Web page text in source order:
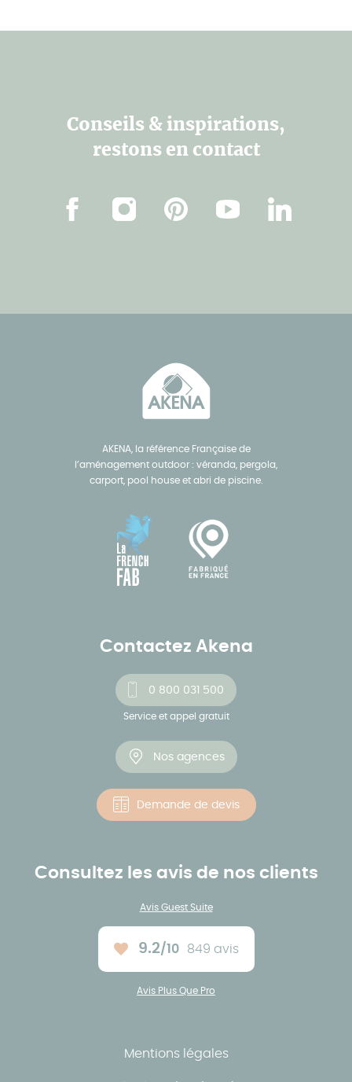
AKENA, la référence Française de
l’aménagement outdoor : véranda, pergola,
carport, pool house et abri de piscine.
Contactez Akena
0 800 031 500
Service et appel gratuit
Nos agences
Demande de devis
Consultez les avis de nos clients
Avis Guest Suite
Note moyenne :
9.2/10 849 avis
Avis Plus Que Pro
Conseils & inspirations,
restons en contact
FacebookInstagramPinterestYoutube
Mentions légales